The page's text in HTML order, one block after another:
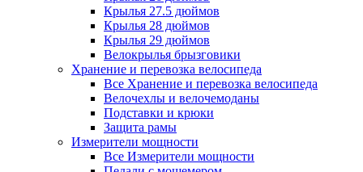
Крылья 27.5 дюймов
Крылья 28 дюймов
Крылья 29 дюймов
Велокрылья брызговики
Хранение и перевозка велосипеда
Все Хранение и перевозка велосипеда
Велочехлы и велочемоданы
Подставки и крюки
Защита рамы
Измерители мощности
Все Измерители мощности